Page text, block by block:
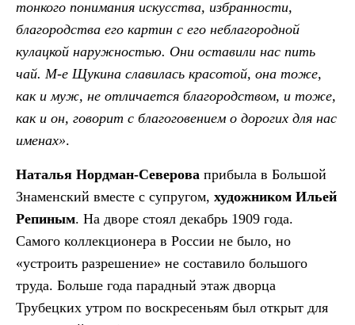
тонкого понимания искусства, избранности,
благородства его картин с его неблагородной
кулацкой наружностью. Они оставили нас пить
чай. М-е Щукина славилась красотой, она тоже,
как и муж, не отличается благородством, и тоже,
как и он, говорит с благоговением о дорогих для нас
именах».
Наталья Нордман-Северова прибыла в Большой
Знаменский вместе с супругом, художником Ильей
Репиным. На дворе стоял декабрь 1909 года.
Самого коллекционера в России не было, но
«устроить разрешение» не составило большого
труда. Больше года парадный этаж дворца
Трубецких утром по воскресеньям был открыт для